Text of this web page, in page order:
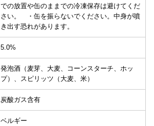
での放置や缶のままでの冷凍保存は避けてくだ
さい。 ・缶を振らないでください。中身が噴
き出す恐れがあります。
5.0%
発泡酒（麦芽、大麦、コーンスターチ、ホッ
プ）、スピリッツ（大麦、米）
炭酸ガス含有
ベルギー